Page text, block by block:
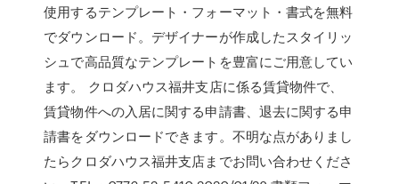
使用するテンプレート・フォーマット・書式を無料
でダウンロード。デザイナーが作成したスタイリッ
シュで高品質なテンプレートを豊富にご用意してい
ます。 クロダハウス福井支店に係る賃貸物件で、
賃貸物件への入居に関する申請書、退去に関する申
請書をダウンロードできます。不明な点がありまし
たらクロダハウス福井支店までお問い合わせくださ